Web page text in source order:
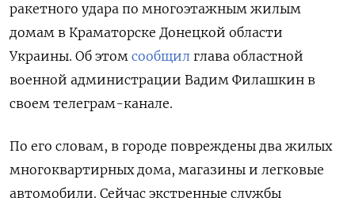
ракетного удара по многоэтажным жилым
домам в Краматорске Донецкой области
Украины. Об этом сообщил глава областной
военной администрации Вадим Филашкин в
своем телеграм-канале.
По его словам, в городе повреждены два жилых
многоквартирных дома, магазины и легковые
автомобили. Сейчас экстренные службы